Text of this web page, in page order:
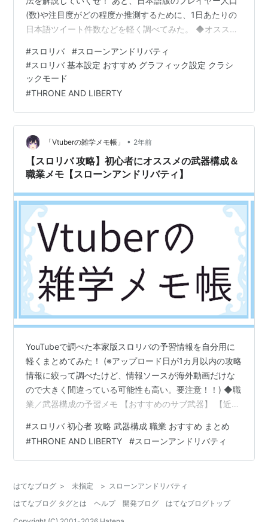
(数)や注目度がどの程度か推測するために、1日あたりの
日本語ツイート件数などを軽く調べてみた。 ◆オススメ
イド 【MQ攻略時の補足メモまとめ】 【PTの募集リンク
をチャットに共有＆招待～脱退方法】 ◆日本版のプレイ
#スロリバ #スローンアンドリバティ
#スロリバ 基本設定 おすすめ グラフィック設定 クラシ
ックモード
#THRONE AND LIBERTY
「Vtuberの雑学メモ帳」 • 2年前
【スロリバ 攻略】初心者にオススメの武器構成＆
職業メモ【スローンアンドリバティ】
YouTubeで調べた本家版スロリバの予習情報を自分用に
軽くまとめてみた！ (※アップロード日が1カ月以内の攻略
情報に絞って調べたけど、情報ソースが海外動画だけな
ので大きく間違っている可能性も高い。要注意！！) ◆職
業／武器構成の予習メモ 【おすすめのサブ武器】 【近距
外サイトと動画】 ◆その他の海外動画メモ 【特性／装備
オプション(Traits)】 【ルーン(Runes)】未実装 【商人
NPC(Merchants)】 【やらない方が良いこと】 【カンス
ョンのボス攻略方法 ◆特殊ダン…
#スロリバ 初心者 攻略 武器構成 職業 おすすめ まとめ
#THRONE AND LIBERTY #スローンアンドリバティ
はてなブログ > 未指定 > スローンアンドリバティ
はてなブログ タグとは
ヘルプ 開発ブログ
はてなブログトップ